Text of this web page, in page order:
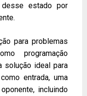
estado por
para problemas
programação
solução ideal para
entrada, uma
incluindo